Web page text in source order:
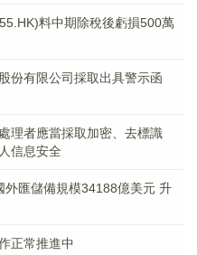
料中期除稅後虧損500萬
份有限公司採取出具警示函
理者應當採取加密、去標識
信息安全
外匯儲備規模34188億美元 升
正常推進中